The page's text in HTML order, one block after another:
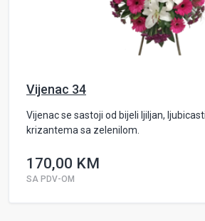
Vijenac 34
Vijenac se sastoji od bijeli ljiljan,
krizantema sa zelenilom.
170,00 KM
SA PDV-OM